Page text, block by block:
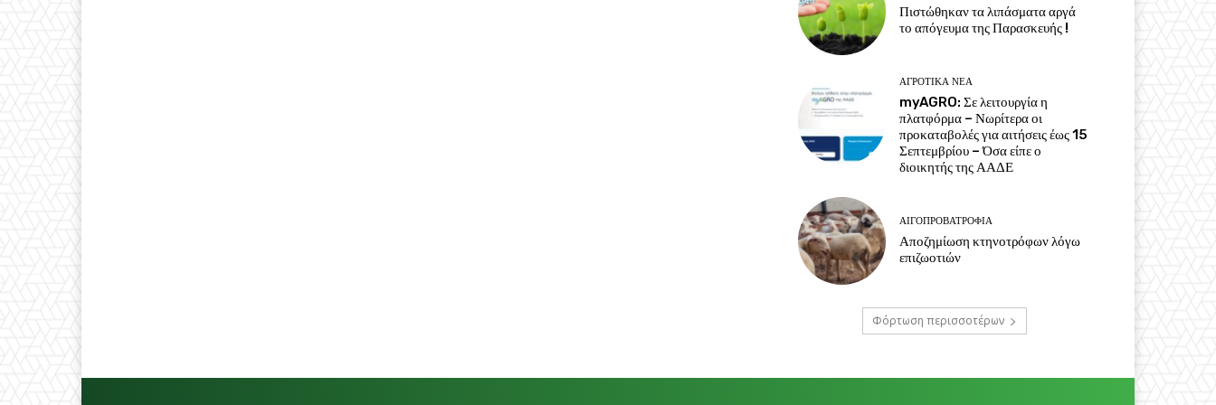
Πιστώθηκαν τα λιπάσματα αργά
το απόγευμα της Παρασκευής !
ΑΓΡΟΤΙΚΆ ΝΈΑ
myAGRO: Σε λειτουργία η
πλατφόρμα – Νωρίτερα οι
προκαταβολές για αιτήσεις έως 15
Σεπτεμβρίου – Όσα είπε ο
διοικητής της ΑΑΔΕ
ΑΙΓΟΠΡΟΒΑΤΡΟΦΊΑ
Αποζημίωση κτηνοτρόφων λόγω
επιζωοτιών
Φόρτωση περισσοτέρων